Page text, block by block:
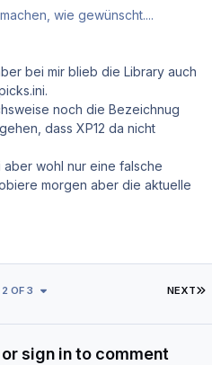
wie gewünscht....
bei mir blieb die Library auch
noch die Bezeichnug
dass XP12 da nicht
wohl nur eine falsche
morgen aber die aktuelle
NEXT
OF 3
sign in to comment